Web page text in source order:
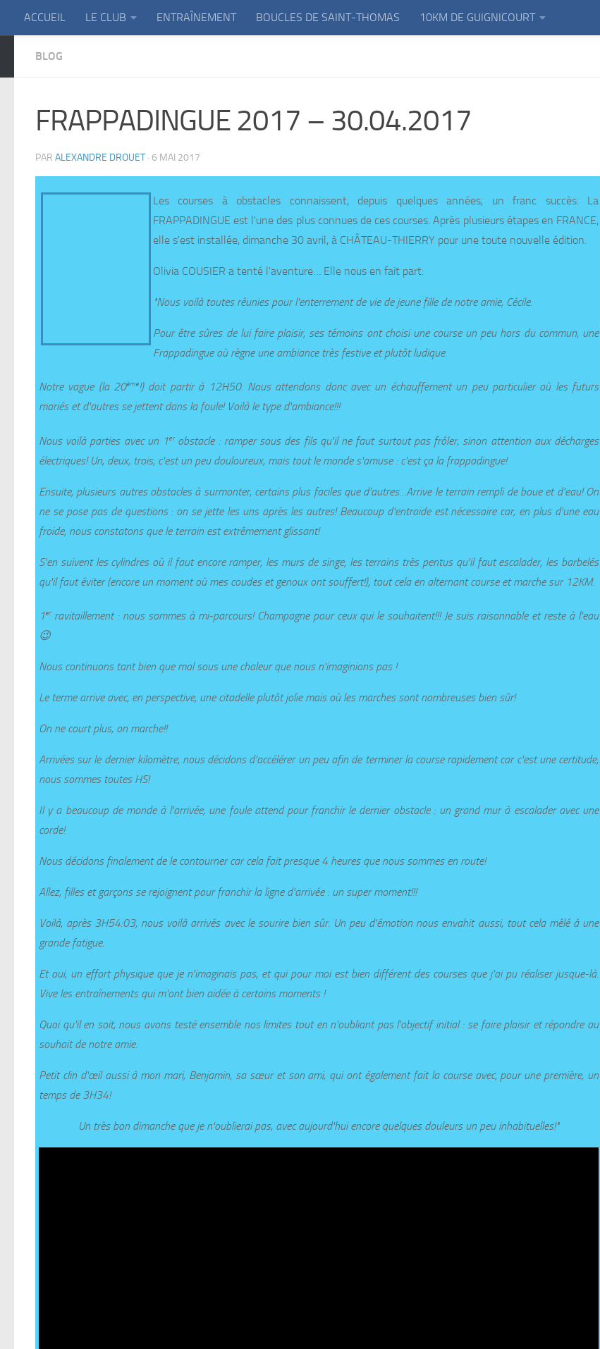
Skip to content
ACCUEIL LE CLUB ENTRAÎNEMENT BOUCLES DE SAINT-THOMAS 10KM DE GUIGNICOURT
BLOG
FRAPPADINGUE 2017 – 30.04.2017
PAR ALEXANDRE DROUET · 6 MAI 2017
Les courses à obstacles connaissent, depuis quelques années, un franc succès. La
FRAPPADINGUE est l'une des plus connues de ces courses. Après plusieurs étapes en FRANCE,
elle s'est installée, dimanche 30 avril, à CHÂTEAU-THIERRY pour une toute nouvelle édition.
Olivia COUSIER a tenté l'aventure… Elle nous en fait part:
"Nous voilà toutes réunies pour l'enterrement de vie de jeune fille de notre amie, Cécile.
Pour être sûres de lui faire plaisir, ses témoins ont choisi une course un peu hors du commun, une
Frappadingue où règne une ambiance très festive et plutôt ludique.
Notre vague (la 20ème!) doit partir à 12H50. Nous attendons donc avec un échauffement un peu particulier où les futurs
mariés et d'autres se jettent dans la foule! Voilà le type d'ambiance!!!
Nous voilà parties avec un 1erobstacle : ramper sous des fils qu'il ne faut surtout pas frôler, sinon attention aux décharges
électriques! Un, deux, trois, c'est un peu douloureux, mais tout le monde s'amuse : c'est ça la frappadingue!
Ensuite, plusieurs autres obstacles à surmonter, certains plus faciles que d'autres…Arrive le terrain rempli de boue et d'eau! On
ne se pose pas de questions : on se jette les uns après les autres! Beaucoup d'entraide est nécessaire car, en plus d'une eau
froide, nous constatons que le terrain est extrêmement glissant!
S'en suivent les cylindres où il faut encore ramper, les murs de singe, les terrains très pentus qu'il faut escalader, les barbelés
qu'il faut éviter (encore un moment où mes coudes et genoux ont souffert!), tout cela en alternant course et marche sur 12KM.
1erravitaillement : nous sommes à mi-parcours! Champagne pour ceux qui le souhaitent!!! Je suis raisonnable et reste à l'eau
😉
Nous continuons tant bien que mal sous une chaleur que nous n'imaginions pas !
Le terme arrive avec, en perspective, une citadelle plutôt jolie mais où les marches sont nombreuses bien sûr!
On ne court plus, on marche!!
Arrivées sur le dernier kilomètre, nous décidons d'accélérer un peu afin de terminer la course rapidement car c'est une certitude,
nous sommes toutes HS!
Il y a beaucoup de monde à l'arrivée, une foule attend pour franchir le dernier obstacle : un grand mur à escalader avec une
corde!
Nous décidons finalement de le contourner car cela fait presque 4 heures que nous sommes en route!
Allez, filles et garçons se rejoignent pour franchir la ligne d'arrivée : un super moment!!!
Voilà, après 3H54:03, nous voilà arrivés avec le sourire bien sûr. Un peu d'émotion nous envahit aussi, tout cela mêlé à une
grande fatigue.
Et oui, un effort physique que je n'imaginais pas, et qui pour moi est bien différent des courses que j'ai pu réaliser jusque-là.
Vive les entraînements qui m'ont bien aidée à certains moments !
Quoi qu'il en soit, nous avons testé ensemble nos limites tout en n'oubliant pas l'objectif initial : se faire plaisir et répondre au
souhait de notre amie.
Petit clin d'œil aussi à mon mari, Benjamin, sa sœur et son ami, qui ont également fait la course avec, pour une première, un
temps de 3H34!
Un très bon dimanche que je n'oublierai pas, avec aujourd'hui encore quelques douleurs un peu inhabituelles!"